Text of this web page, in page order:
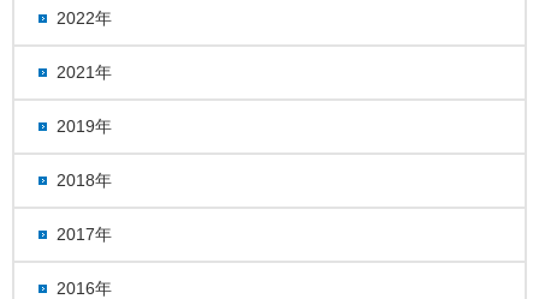
2022年
2021年
2019年
2018年
2017年
2016年